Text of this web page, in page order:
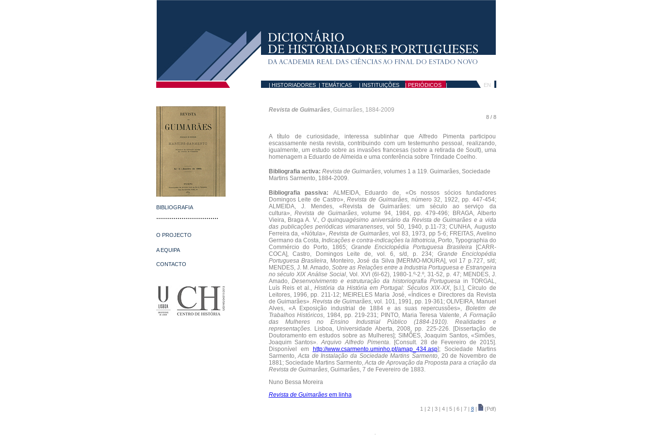
| HISTORIADORES | TEMÁTICAS | INSTITUIÇÕES | PERIÓDICOS | EN
BIBLIOGRAFIA
................................
O PROJECTO
A EQUIPA
CONTACTO
Revista de Guimarães, Guimarães, 1884-2009
8 / 8
A título de curiosidade, interessa sublinhar que Alfredo Pimenta participou
escassamente nesta revista, contribuindo com um testemunho pessoal, realizando,
igualmente, um estudo sobre as invasões francesas (sobre a retirada de Soult), uma
homenagem a Eduardo de Almeida e uma conferência sobre Trindade Coelho.
Bibliografia activa: Revista de Guimarães, volumes 1 a 119. Guimarães, Sociedade
Martins Sarmento, 1884-2009.
Bibliografia passiva: ALMEIDA, Eduardo de, «Os nossos sócios fundadores
Domingos Leite de Castro»,Revista de Guimarães, número 32, 1922, pp. 447-454;
ALMEIDA, J. Mendes, «Revista de Guimarães: um século ao serviço da
cultura»,Revista de Guimarães, volume 94, 1984, pp. 479-496; BRAGA, Alberto
Vieira, Braga A. V.,O quinquagésimo aniversário da Revista de Guimarães e a vida
das publicações periódicas vimaranenses, vol 50, 1940, p.11-73; CUNHA, Augusto
Ferreira da, «Nótula»,Revista de Guimarães, vol 83, 1973, pp 5-6; FREITAS, Avelino
Germano da Costa,Indicações e contra-indicações la lithotricia, Porto, Typographia do
Commércio do Porto, 1865; Grande Enciclopédia Portuguesa Brasileira [CARR-
COCA], Castro, Domingos Leite de, vol. 6, s/d, p. 234; Grande Enciclopédia
Portuguesa Brasileira, Monteiro, José da Silva [MERMO-MOURA], vol 17 p.727, s/d;
MENDES, J. M. Amado,Sobre as Relações entre a Industria Portuguesa e Estrangeira
no século XIX Análise Social, Vol. XVI (6l-62), 1980-1.º-2.º, 31-52, p. 47; MENDES, J.
Amado,Desenvolvimento e estruturação da historiografia Portuguesa in TORGAL,
Luís Reis et al.,História da História em Portugal: Séculos XIX-XX, [s.l.], Círculo de
Leitores, 1996, pp. 211-12; MEIRELES Maria José, «Índices e Directores da Revista
de Guimarães». Revista de Guimarães, vol. 101, 1991, pp. 19-361; OLIVEIRA, Manuel
Alves, «A Exposição industrial de 1884 e as suas repercussões», Boletim de
Trabalhos Históricos, 1984, pp. 219-231; PINTO, Maria Teresa Valente,A Formação
das Mulheres no Ensino Industrial Público (1884-1910). Realidades e
representações. Lisboa, Universidade Aberta, 2008, pp. 225-226. [Dissertação de
Doutoramento em estudos sobre as Mulheres]; SIMÕES, Joaquim Santos, «Simões,
Joaquim Santos».Arquivo Alfredo Pimenta. [Consult. 28 de Fevereiro de 2015].
Disponível em
http://www.csarmento.uminho.pt/amap_434.asp]; Sociedade Martins
Sarmento,Acta de Instalação da Sociedade Martins Sarmento, 20 de Novembro de
1881; Sociedade Martins Sarmento,Acta de Aprovação da Proposta para a criação da
Revista de Guimarães, Guimarães, 7 de Fevereiro de 1883.
Nuno Bessa Moreira
Revista de Guimarãesem linha
1 | 2| 3| 4 | 5| 6| 7| 8| (Pdf)